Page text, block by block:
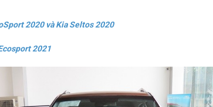
2020 và Kia Seltos 2020
2021